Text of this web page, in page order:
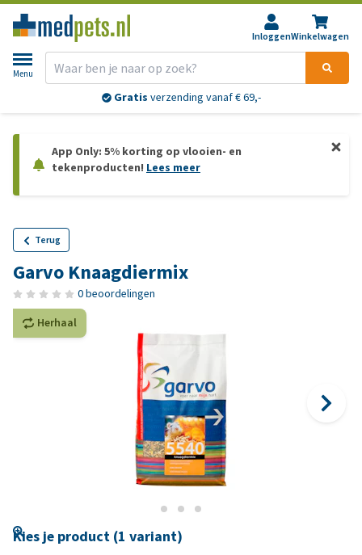
InloggenWinkelwagen
Menu
Gratis verzending vanaf € 69,-
App Only: 5% korting op vlooien- en
tekenproducten! Lees meer
Terug
Garvo Knaagdiermix
0 beoordelingen
Herhaal
Kies je product (1 variant)